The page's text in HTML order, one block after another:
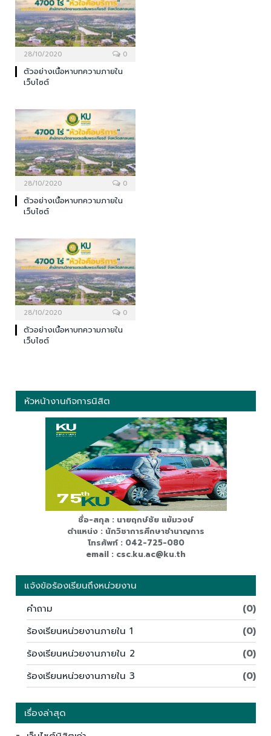
28/10/2020 0
ตัวอย่างเนื้อหาบทความภายใน
เว็บไซต์
28/10/2020 0
ตัวอย่างเนื้อหาบทความภายใน
เว็บไซต์
28/10/2020 0
ตัวอย่างเนื้อหาบทความภายใน
เว็บไซต์
หัวหน้างานกิจการนิสิต
ชื่อ-สกุล : นายฤกษ์ชัย แย้มวงษ์
ตำแหน่ง : นักวิชาการศึกษาชำนาญการ
โทรศัพท์ : 042-725-080
email : csc.ku.ac@ku.th
แจ้งข้อร้องเรียนถึงหน่วยงาน
คำถาม
(0)
ร้องเรียนหน่วยงานภายใน 1
(0)
ร้องเรียนหน่วยงานภายใน 2
(0)
ร้องเรียนหน่วยงานภายใน 3
(0)
เรื่องล่าสุด